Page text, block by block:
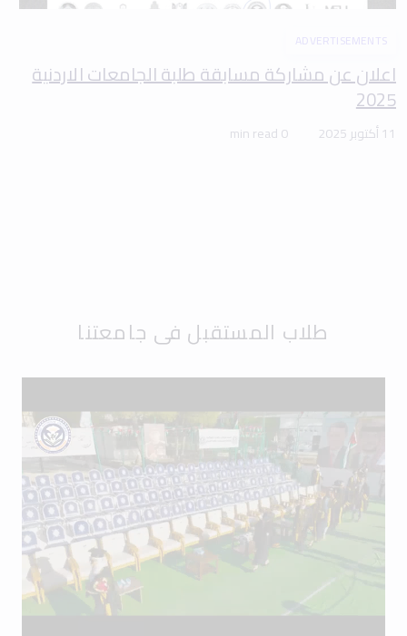
ADVERTISEMENTS
اعلان عن مشاركة مسابقة طلبة الجامعات الاردنية
2025
11 أكتوبر 2025 0 min read
طلاب المستقبل في جامعتنا